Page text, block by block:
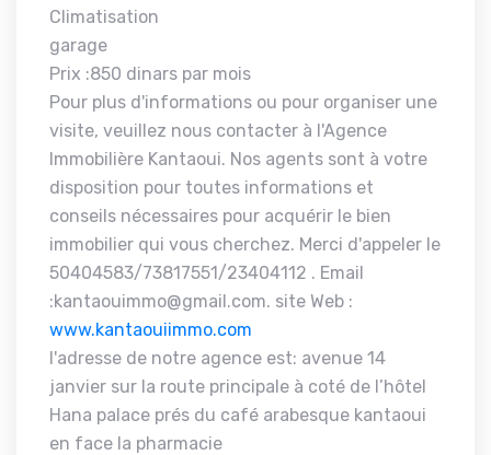
Climatisation
garage
Prix :850 dinars par mois
Pour plus d'informations ou pour organiser une
visite, veuillez nous contacter à l'Agence
Immobilière Kantaoui. Nos agents sont à votre
disposition pour toutes informations et
conseils nécessaires pour acquérir le bien
immobilier qui vous cherchez. Merci d'appeler le
50404583/73817551/23404112 . Email
:kantaouimmo@gmail.com. site Web :
www.kantaouiimmo.com
l'adresse de notre agence est: avenue 14
janvier sur la route principale à coté de l’hôtel
Hana palace prés du café arabesque kantaoui
en face la pharmacie